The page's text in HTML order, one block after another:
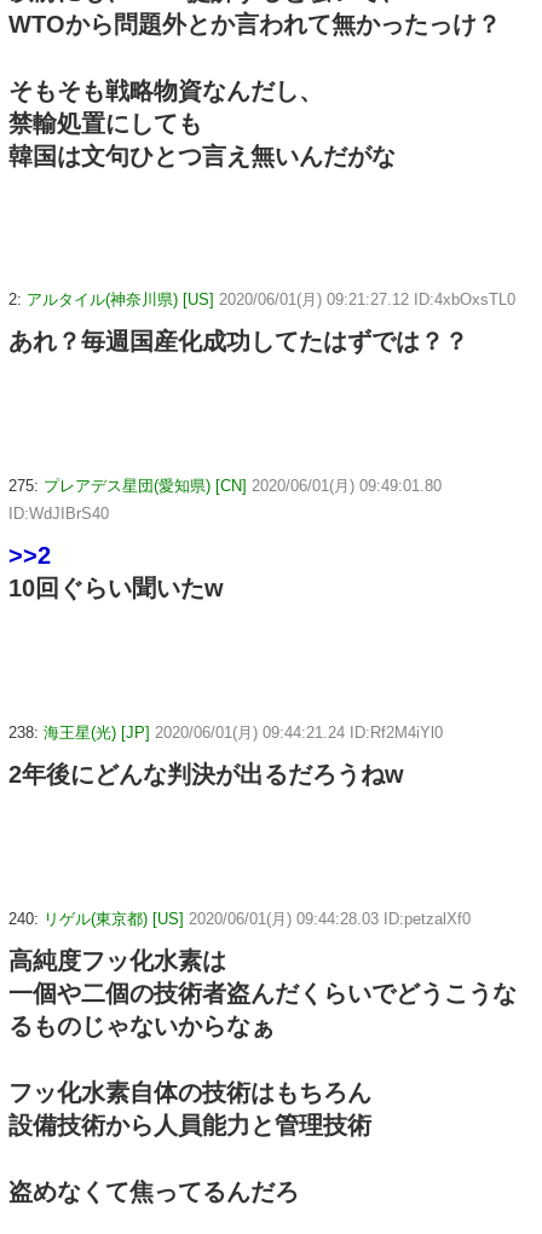
WTOから問題外とか言われて無かったっけ？
そもそも戦略物資なんだし、
禁輸処置にしても
韓国は文句ひとつ言え無いんだがな
2: アルタイル(神奈川県) [US] 2020/06/01(月) 09:21:27.12 ID:4xbOxsTL0
あれ？毎週国産化成功してたはずでは？？
275: プレアデス星団(愛知県) [CN] 2020/06/01(月) 09:49:01.80
ID:WdJIBrS40
>>2
10回ぐらい聞いたw
238: 海王星(光) [JP] 2020/06/01(月) 09:44:21.24 ID:Rf2M4iYl0
2年後にどんな判決が出るだろうねw
240: リゲル(東京都) [US] 2020/06/01(月) 09:44:28.03 ID:petzalXf0
高純度フッ化水素は
一個や二個の技術者盗んだくらいでどうこうな
るものじゃないからなぁ
フッ化水素自体の技術はもちろん
設備技術から人員能力と管理技術
盗めなくて焦ってるんだろ